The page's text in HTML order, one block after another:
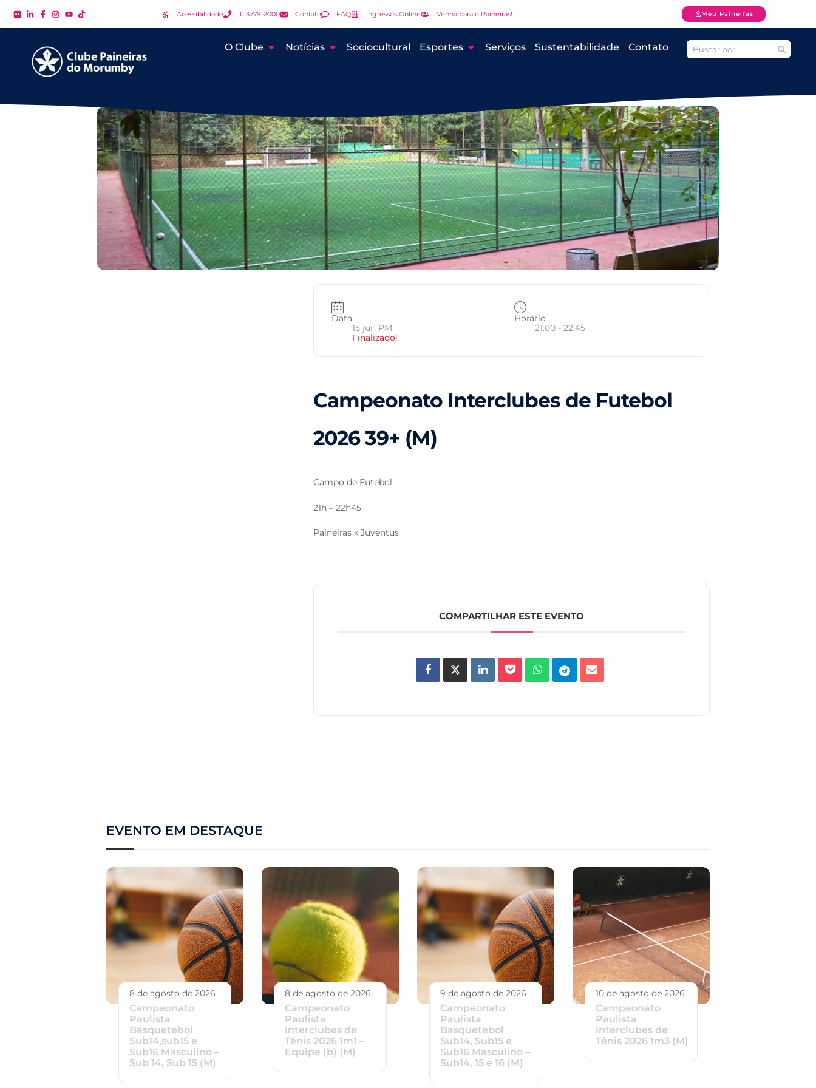
Acessibilidade 11 3779-2000 Contato FAQ Ingressos Online Venha para o Paineiras! Meu Paineiras
O Clube Notícias Sociocultural Esportes Serviços Sustentabilidade Contato
Data
15 jun PM
Finalizado!
Horário
21:00 - 22:45
Campeonato Interclubes de Futebol
2026 39+ (M)
Campo de Futebol
21h – 22h45
Paineiras x Juventus
COMPARTILHAR ESTE EVENTO
EVENTO EM DESTAQUE
8 de agosto de 2026
Campeonato
Paulista
Basquetebol
Sub14,sub15 e
Sub16 Masculino –
Sub 14, Sub 15 (M)
8 de agosto de 2026
Campeonato
Paulista
Interclubes de
Tênis 2026 1m1 –
Equipe (b) (M)
9 de agosto de 2026
Campeonato
Paulista
Basquetebol
Sub14, Sub15 e
Sub16 Masculino –
Sub14, 15 e 16 (M)
10 de agosto de 2026
Campeonato
Paulista
Interclubes de
Tênis 2026 1m3 (M)